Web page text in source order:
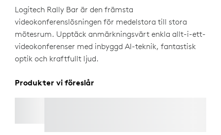
Logitech Rally Bar är den främsta
videokonferenslösningen för medelstora till stora
mötesrum. Upptäck anmärkningsvärt enkla allt-i-ett-
videokonferenser med inbyggd AI-teknik, fantastisk
optik och kraftfullt ljud.
Produkter vi föreslår